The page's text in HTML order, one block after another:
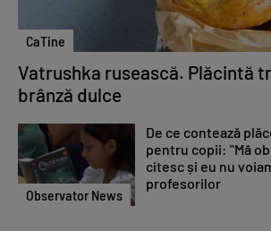
CaTine
Vatrushka rusească. Plăcintă
brânză dulce
Observator News
De ce contează
pentru copii: "Mă
citesc și eu nu
profesorilor